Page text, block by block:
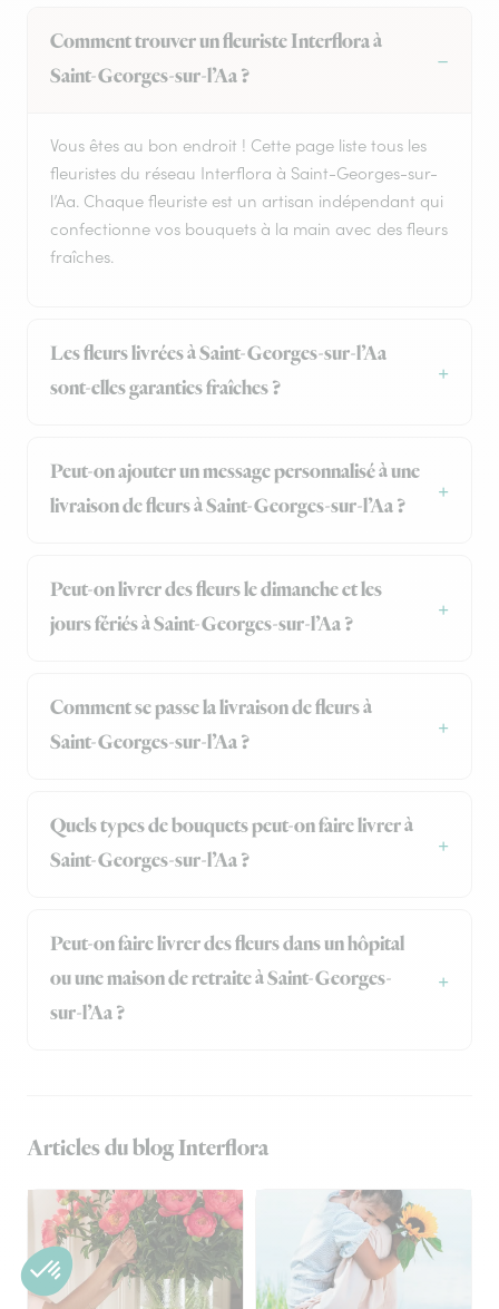
Comment trouver un fleuriste Interflora à
Saint-Georges-sur-l’Aa ?
Vous êtes au bon endroit ! Cette page liste tous les
fleuristes du réseau Interflora à Saint-Georges-sur-
l’Aa. Chaque fleuriste est un artisan indépendant qui
confectionne vos bouquets à la main avec des fleurs
fraîches.
Les fleurs livrées à Saint-Georges-sur-l’Aa
sont-elles garanties fraîches ?
Peut-on ajouter un message personnalisé à une
livraison de fleurs à Saint-Georges-sur-l’Aa ?
Peut-on livrer des fleurs le dimanche et les
jours fériés à Saint-Georges-sur-l’Aa ?
Comment se passe la livraison de fleurs à
Saint-Georges-sur-l’Aa ?
Quels types de bouquets peut-on faire livrer à
Saint-Georges-sur-l’Aa ?
Peut-on faire livrer des fleurs dans un hôpital
ou une maison de retraite à Saint-Georges-
sur-l’Aa ?
Articles du blog Interflora